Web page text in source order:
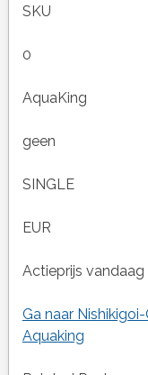
SKU
0
AquaKing
geen
SINGLE
EUR
Actieprijs vandaag
Ga naar Nishikigoi-
Aquaking